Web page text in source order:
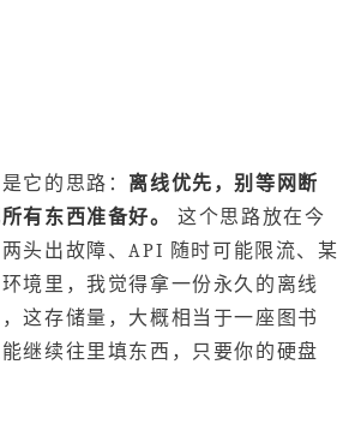
它的思路： 离线优先，别等网断
有东西准备好。
这个思路放在今
头出故障、API 随时可能限流、某
境里，我觉得拿一份永久的离线
这存储量，大概相当于一座图书
继续往里填东西，只要你的硬盘